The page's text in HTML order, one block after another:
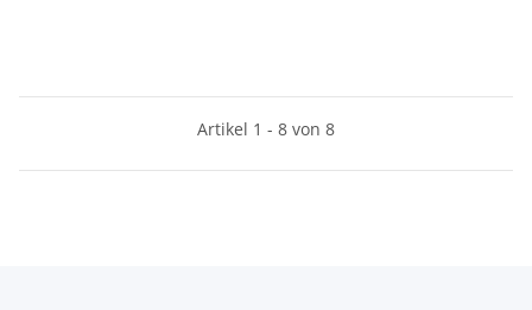
Artikel 1 - 8 von 8